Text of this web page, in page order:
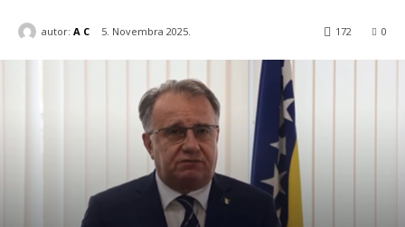
autor: A C 5. Novembra 2025. 0
172